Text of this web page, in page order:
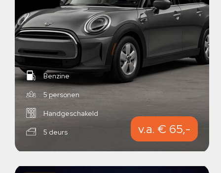
Benzine
5 personen
Handgeschakeld
5 deurs v.a. € 65,-